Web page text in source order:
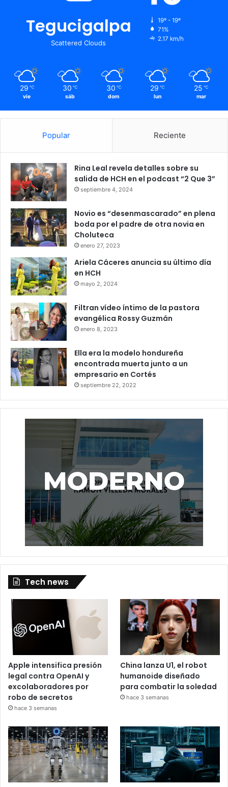
Tegucigalpa
Scattered Clouds
19º - 19º
71%
2.17 km/h
29 ℃
vie
30 ℃
sáb
30 ℃
dom
29 ℃
lun
25 ℃
mar
Popular Reciente
Rina Leal revela detalles sobre su
salida de HCH en el podcast “2 Que 3”
septiembre 4, 2024
Novio es “desenmascarado” en plena
boda por el padre de otra novia en
Choluteca
enero 27, 2023
Ariela Cáceres anuncia su último día
en HCH
mayo 2, 2024
Filtran vídeo íntimo de la pastora
evangélica Rossy Guzmán
enero 8, 2023
Ella era la modelo hondureña
encontrada muerta junto a un
empresario en Cortés
septiembre 22, 2022
Tech news
Apple intensifica presión
legal contra OpenAI y
excolaboradores por
robo de secretos
hace 3 semanas
China lanza U1, el robot
humanoide diseñado
para combatir la soledad
hace 3 semanas